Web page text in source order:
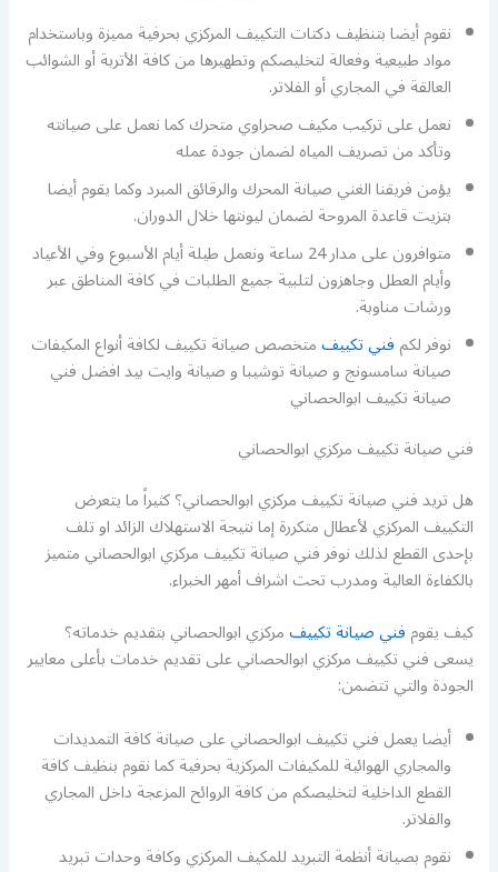
نقوم أيضا بتنظيف دكتات التكييف المركزي بحرفية مميزة وباستخدام
مواد طبيعية وفعالة لتخليصكم وتطهيرها من كافة الأتربة أو الشوائب
العالقة في المجاري أو الفلاتر.
نعمل على تركيب مكيف صحراوي متحرك كما نعمل على صيانته
وتأكد من تصريف المياه لضمان جودة عمله
يؤمن فريقنا الغني صيانة المحرك والرقائق المبرد وكما يقوم أيضا
بتزيت قاعدة المروحة لضمان ليونتها خلال الدوران.
متوافرون على مدار 24 ساعة ونعمل طيلة أيام الأسبوع وفي الأعياد
وأيام العطل وجاهزون لتلبية جميع الطلبات في كافة المناطق عبر
ورشات مناوبة.
نوفر لكمفني تكييفمتخصص صيانة تكييف لكافة أنواع المكيفات
صيانة سامسونج و صيانة توشيبا و صيانة وايت بيد افضل فني
صيانة تكييف ابوالحصاني
فني صيانة تكييف مركزي ابوالحصاني
هل تريد فني صيانة تكييف مركزي ابوالحصاني؟ كثيراً ما يتعرض
التكييف المركزي لأعطال متكررة إما نتيجة الاستهلاك الزائد او تلف
بإحدى القطع لذلك نوفر فني صيانة تكييف مركزي ابوالحصاني متميز
بالكفاءة العالية ومدرب تحت اشراف أمهر الخبراء.
كيف يقومفني صيانة تكييفمركزي ابوالحصاني بتقديم خدماته؟
يسعى فني تكييف مركزي ابوالحصاني على تقديم خدمات بأعلى معايير
الجودة والتي تتضمن:
أيضا يعمل فني تكييف ابوالحصاني على صيانة كافة التمديدات
والمجاري الهوائية للمكيفات المركزية بحرفية كما نقوم بنظيف كافة
القطع الداخلية لتخليصكم من كافة الروائح المزعجة داخل المجاري
والفلاتر.
نقوم بصيانة أنظمة التبريد للمكيف المركزي وكافة وحدات تبريد